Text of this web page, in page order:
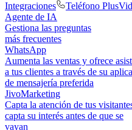
Integraciones
Teléfono Plus
Agente de IA
Gestiona las preguntas
más frecuentes
WhatsApp
Aumenta las ventas y ofrece
a tus clientes a través de su
de mensajería preferida
JivoMarketing
Capta la atención de tus
capta su interés antes de que se
vayan